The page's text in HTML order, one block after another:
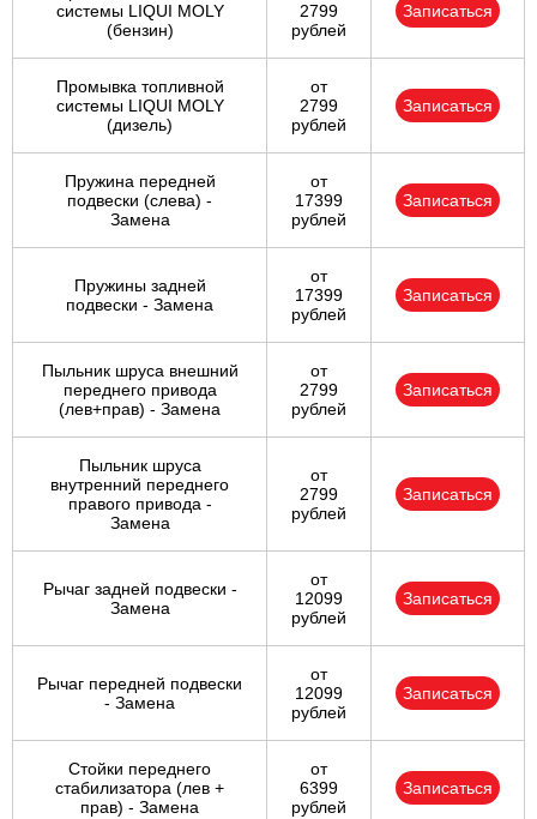
системы LIQUI MOLY
(бензин)
2799
рублей
Записаться
Промывка топливной
системы LIQUI MOLY
(дизель)
от
2799
рублей
Записаться
Пружина передней
подвески (слева) -
Замена
от
17399
рублей
Записаться
Пружины задней
подвески - Замена
от
17399
рублей
Записаться
Пыльник шруса внешний
переднего привода
(лев+прав) - Замена
от
2799
рублей
Записаться
Пыльник шруса
внутренний переднего
правого привода -
Замена
от
2799
рублей
Записаться
Рычаг задней подвески -
Замена
от
12099
рублей
Записаться
Рычаг передней подвески
- Замена
от
12099
рублей
Записаться
Стойки переднего
стабилизатора (лев +
прав) - Замена
от
6399
рублей
Записаться